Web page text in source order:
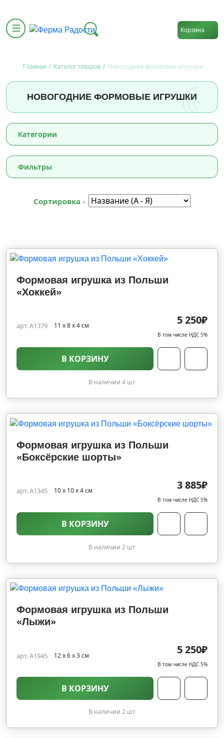
Корзина
Главная / Каталог товаров / Новогодние формовые игрушки
НОВОГОДНИЕ ФОРМОВЫЕ ИГРУШКИ
Категории
Фильтры
Сортировка -
Формовая игрушка из Польши
«Хоккей»
11 х 8 х 4 см
арт. A1379 5 250₽
В том числе НДС 5%
В КОРЗИНУ
В наличии 4 шт
Формовая игрушка из Польши
«Боксёрские шорты»
10 х 10 х 4 см
арт. A1345 3 885₽
В том числе НДС 5%
В КОРЗИНУ
В наличии 2 шт
Формовая игрушка из Польши
«Лыжи»
12 х 6 х 3 см
арт. A1945 5 250₽
В том числе НДС 5%
В КОРЗИНУ
В наличии 2 шт